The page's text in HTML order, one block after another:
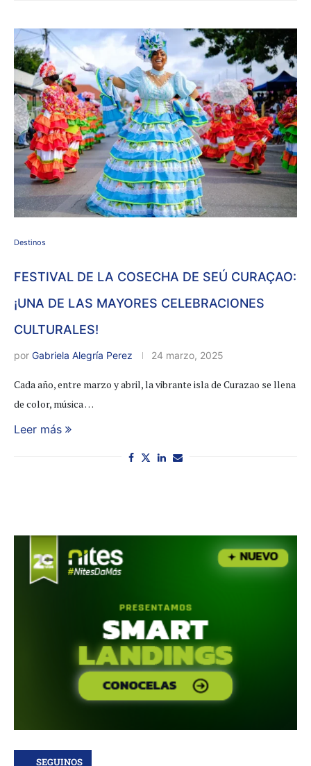
Destinos
FESTIVAL DE LA COSECHA DE SEÚ CURAÇAO:
¡UNA DE LAS MAYORES CELEBRACIONES
CULTURALES!
por Gabriela Alegría Perez 24 marzo, 2025
Cada año, entre marzo y abril, la vibrante isla de Curazao se llena
de color, música …
Leer más
SEGUINOS